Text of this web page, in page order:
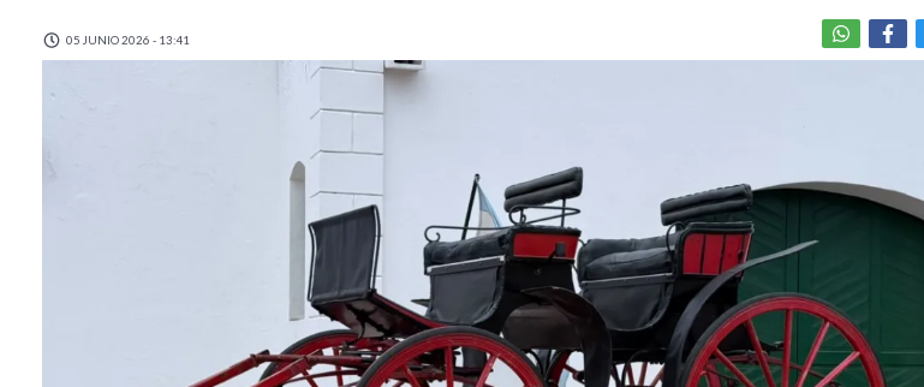
05 JUNIO 2026 - 13:41